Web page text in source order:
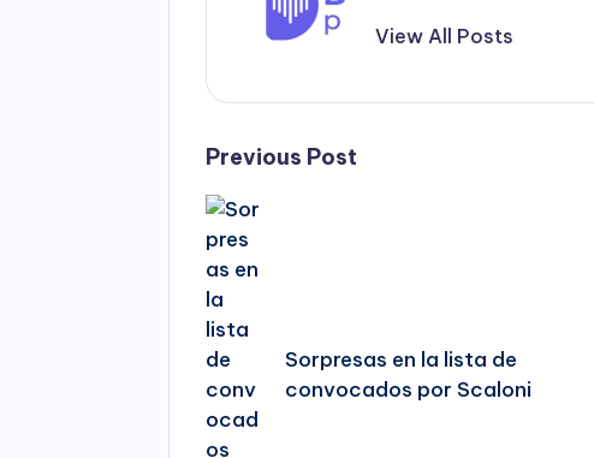
View All Posts
Post
navigation
Previous Post
Sorpresas en la lista de
convocados por Scaloni